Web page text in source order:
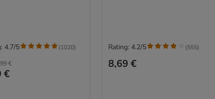
€
€
4.7/5 (1020)
8,69 €
Rating: 4.2/5 (555)